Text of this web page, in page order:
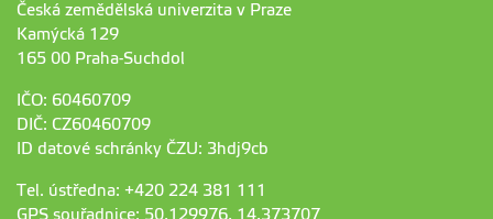
Česká zemědělská univerzita v Praze
Kamýcká 129
165 00 Praha-Suchdol
IČO: 60460709
DIČ: CZ60460709
ID datové schránky ČZU: 3hdj9cb
Tel. ústředna: +420 224 381 111
GPS souřadnice: 50,129976, 14,373707